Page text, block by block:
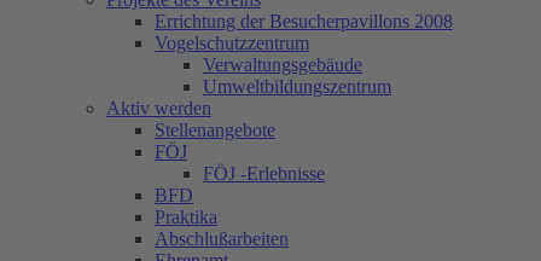
Errichtung der Besucherpavillons 2008
Vogelschutzzentrum
Verwaltungsgebäude
Umweltbildungszentrum
Aktiv werden
Stellenangebote
FÖJ
FÖJ -Erlebnisse
BFD
Praktika
Abschlußarbeiten